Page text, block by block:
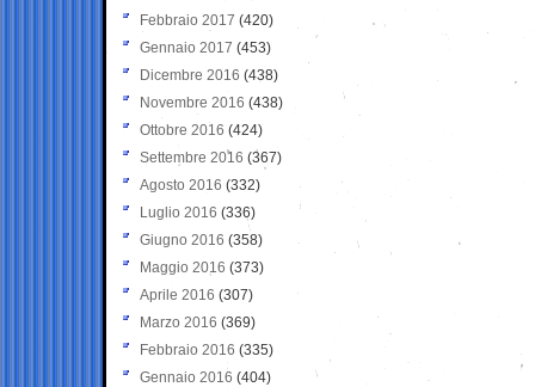
Febbraio 2017 (420)
Gennaio 2017 (453)
Dicembre 2016 (438)
Novembre 2016 (438)
Ottobre 2016 (424)
Settembre 2016 (367)
Agosto 2016 (332)
Luglio 2016 (336)
Giugno 2016 (358)
Maggio 2016 (373)
Aprile 2016 (307)
Marzo 2016 (369)
Febbraio 2016 (335)
Gennaio 2016 (404)